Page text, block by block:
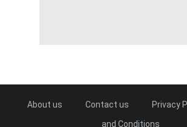
About us Contact us Privacy
and Conditions